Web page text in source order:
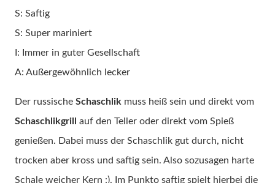
S: Saftig
S: Super mariniert
I: Immer in guter Gesellschaft
A: Außergewöhnlich lecker
Der russische Schaschlik muss heiß sein und direkt vom
Schaschlikgrill
auf den Teller oder direkt vom Spieß
genießen. Dabei muss der Schaschlik gut durch, nicht
trocken aber kross und saftig sein. Also sozusagen harte
Schale weicher Kern :). Im Punkto saftig spielt hierbei die